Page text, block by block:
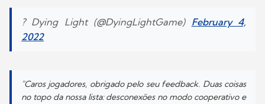
? Dying Light (@DyingLightGame) February 4,
2022
"Caros jogadores, obrigado pelo seu feedback. Duas coisas
no topo da nossa lista: desconexões no modo cooperativo e